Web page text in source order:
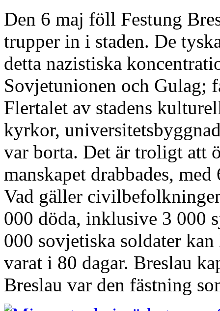
Den 6 maj föll Festung
trupper in i staden. De
detta nazistiska
Sovjetunionen och Gulag;
Flertalet av stadens
kyrkor,
var borta. Det är troligt att
manskapet drabbades,
Vad gäller
000 döda, inklusive 3 000
000 sovjetiska soldater
varat i 80 dagar. Breslau
Breslau var den fästning